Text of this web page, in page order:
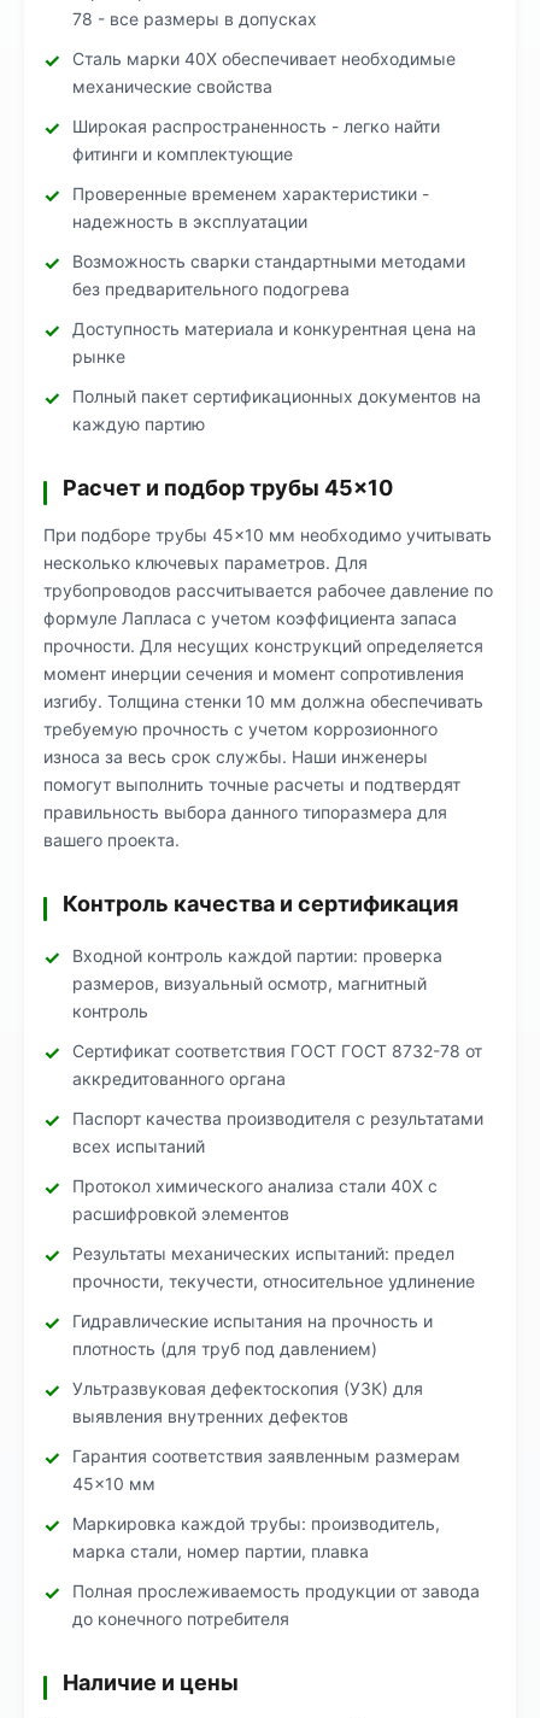
78 - все размеры в допусках
Сталь марки 40Х обеспечивает необходимые
механические свойства
Широкая распространенность - легко найти
фитинги и комплектующие
Проверенные временем характеристики -
надежность в эксплуатации
Возможность сварки стандартными методами
без предварительного подогрева
Доступность материала и конкурентная цена на
рынке
Полный пакет сертификационных документов на
каждую партию
Расчет и подбор трубы 45×10
При подборе трубы 45×10 мм необходимо учитывать
несколько ключевых параметров. Для
трубопроводов рассчитывается рабочее давление по
формуле Лапласа с учетом коэффициента запаса
прочности. Для несущих конструкций определяется
момент инерции сечения и момент сопротивления
изгибу. Толщина стенки 10 мм должна обеспечивать
требуемую прочность с учетом коррозионного
износа за весь срок службы. Наши инженеры
помогут выполнить точные расчеты и подтвердят
правильность выбора данного типоразмера для
вашего проекта.
Контроль качества и сертификация
Входной контроль каждой партии: проверка
размеров, визуальный осмотр, магнитный
контроль
Сертификат соответствия ГОСТ ГОСТ 8732-78 от
аккредитованного органа
Паспорт качества производителя с результатами
всех испытаний
Протокол химического анализа стали 40Х с
расшифровкой элементов
Результаты механических испытаний: предел
прочности, текучести, относительное удлинение
Гидравлические испытания на прочность и
плотность (для труб под давлением)
Ультразвуковая дефектоскопия (УЗК) для
выявления внутренних дефектов
Гарантия соответствия заявленным размерам
45×10 мм
Маркировка каждой трубы: производитель,
марка стали, номер партии, плавка
Полная прослеживаемость продукции от завода
до конечного потребителя
Наличие и цены